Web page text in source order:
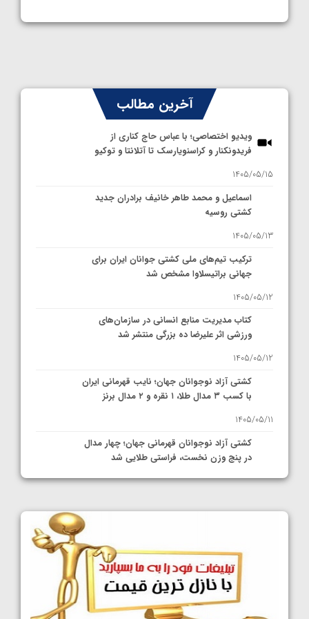
آخرین مطالب
ویدیو اختصاصی؛ با عباس حاج کناری از
فریدونکنار و کراسنویارسک تا آتلانتا و توکیو
1405/05/15
اسماعیل و محمد طاهر خانیف برادران جدید
کشتی روسیه
1405/05/13
ترکیب تیم‌های ملی کشتی جوانان ایران برای
جهانی براتیسلاوا مشخص شد
1405/05/12
کتاب مدیریت منابع انسانی در سازمان‌های
ورزشی اثر علیرضا ده بزرگی منتشر شد
1405/05/12
کشتی آزاد نوجوانان جهان؛ نایب قهرمانی ایران
با کسب ۳ مدال طلا، ۱ نقره و ۲ مدال برنز
1405/05/11
کشتی آزاد نوجوانان قهرمانی جهان؛ چهار مدال
در پنج وزن نخست، فراستی طلایی شد
1405/05/11
کشتی آزاد نوجوانان جهان؛ رقبای نمایندگان
ایران مشخص شدند
1405/05/08